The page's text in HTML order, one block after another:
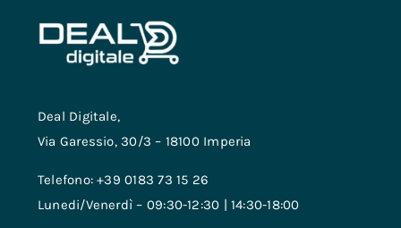
Deal Digitale,
Via Garessio, 30/3 – 18100 Imperia
Telefono: +39 0183 73 15 26
Lunedi/Venerdì – 09:30-12:30 | 14:30-18:00